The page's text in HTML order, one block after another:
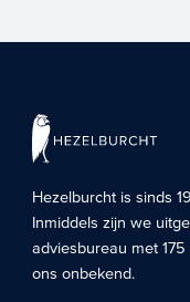
het
Hezelburcht is sinds
Inmiddels zijn we
adviesbureau met
ons onbekend.